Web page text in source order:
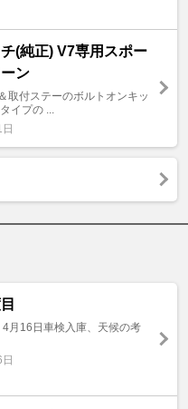
(純正) V7専用スポー
ン
取付ステーのボルトオンキッ
イプの ...
月16日車検入庫、天候の考